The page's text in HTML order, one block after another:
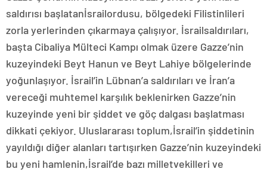
saldırısı başlatanİsrailordusu, bölgedeki Filistinlileri
zorla yerlerinden çıkarmaya çalışıyor. İsrailsaldırıları,
başta Cibaliya Mülteci Kampı olmak üzere Gazze’nin
kuzeyindeki Beyt Hanun ve Beyt Lahiye bölgelerinde
yoğunlaşıyor. İsrail’in Lübnan’a saldırıları ve İran’a
vereceği muhtemel karşılık beklenirken Gazze’nin
kuzeyinde yeni bir şiddet ve göç dalgası başlatması
dikkati çekiyor. Uluslararası toplum,İsrail’in şiddetinin
yayıldığı diğer alanları tartışırken Gazze’nin kuzeyindeki
bu yeni hamlenin,İsrail’de bazı milletvekilleri ve